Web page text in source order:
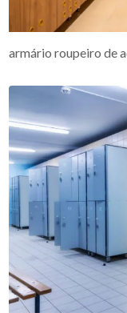
armário roupeiro de